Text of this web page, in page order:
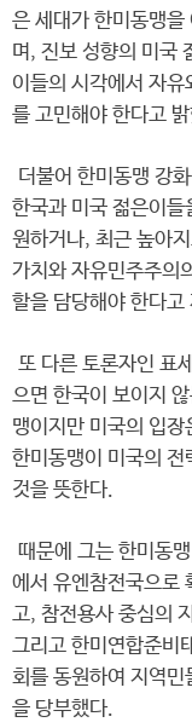
은 세대가 한미동맹
며, 진보 성향의 미국
이들의 시각에서 자유
를 고민해야 한다고
더불어 한미동맹 강
한국과 미국 젊은이
원하거나, 최근 높아
가치와 자유민주주의
할을 담당해야 한다고
또 다른 토론자인 표
으면 한국이 보이지
맹이지만 미국의 입
한미동맹이 미국의
것을 뜻한다.
때문에 그는 한미동
에서 유엔참전국으로
고, 참전용사 중심의
그리고 한미연합준비
회를 동원하여 지역민
을 당부했다.